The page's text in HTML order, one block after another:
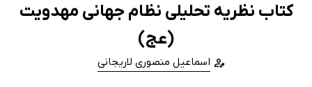
کتاب نظریه تحلیلی نظام جهانی مهدویت
(عج)
اسماعیل منصوری لاریجانی